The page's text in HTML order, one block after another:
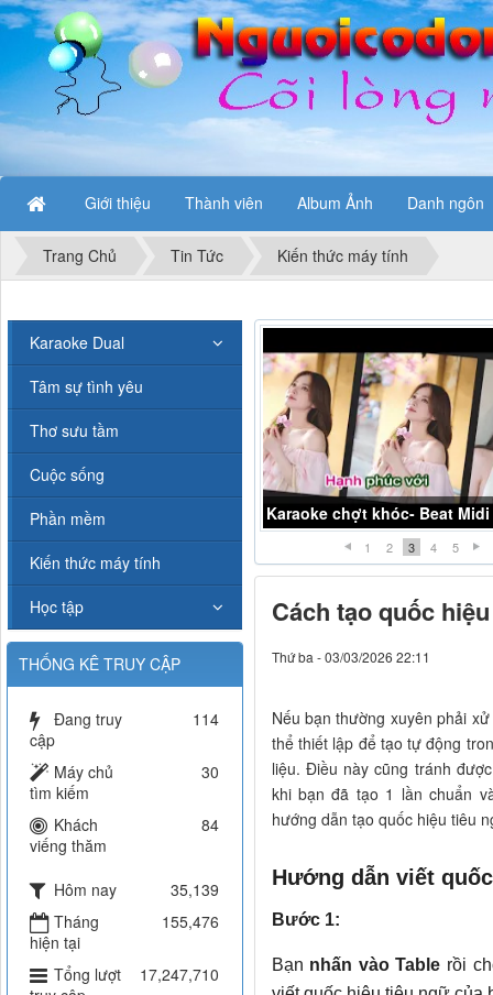
Giới thiệu Thành viên Album Ảnh Danh ngôn
Trang Chủ Tin Tức Kiến thức máy tính
Karaoke chợt khóc- Beat Midi
1 2 3 4 5
Cách tạo quốc
Thứ ba - 03/03/2026 22:11
Nếu bạn thường xuyên phải
thể thiết lập để tạo tự động
liệu. Điều này cũng tránh
khi bạn đã tạo 1 lần chuẩn
hướng dẫn tạo quốc hiệu tiêu
Hướng dẫn viết
Bước 1:
Bạn nhấn vào Table rồi
Karaoke Dual
Tâm sự tình yêu
Thơ sưu tầm
Cuộc sống
Phần mềm
Kiến thức máy tính
Học tập
THỐNG KÊ TRUY CẬP
Đang truy
cập
114
Máy chủ
tìm kiếm
30
Khách
viếng thăm
84
Hôm nay
35,139
Tháng
hiện tại
155,476
Tổng lượt
17,247,710